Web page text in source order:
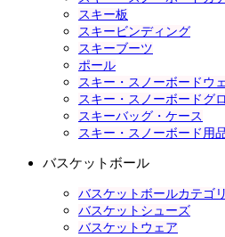
スキー板
スキービンディング
スキーブーツ
ポール
スキー・スノーボードウ
スキー・スノーボードグ
スキーバッグ・ケース
スキー・スノーボード用
バスケットボール
バスケットボールカテゴ
バスケットシューズ
バスケットウェア